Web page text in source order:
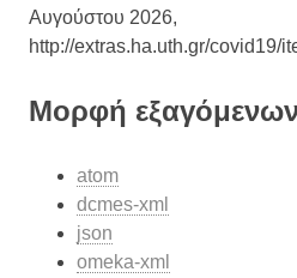
Αυγούστου 2026,
http://extras.ha.uth.gr/covid19/
Μορφή
atom
dcmes-xml
json
omeka-xml